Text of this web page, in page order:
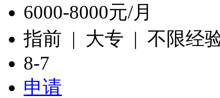
6000-8000元/月
指前 | 大专 | 不限经
8-7
申请